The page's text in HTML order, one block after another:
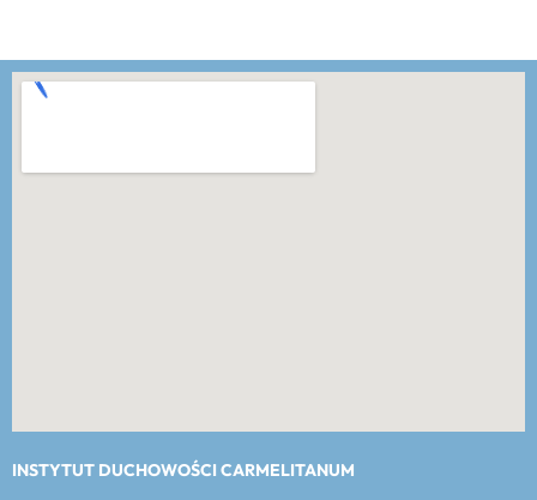
INSTYTUT DUCHOWOŚCI CARMELITANUM